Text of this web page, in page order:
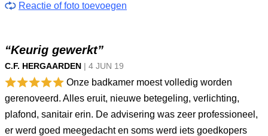
Reactie of foto toevoegen
“Keurig gewerkt”
C.F. HERGAARDEN | 4 JUN 19
Onze badkamer moest volledig worden
gerenoveerd. Alles eruit, nieuwe betegeling, verlichting,
plafond, sanitair erin. De advisering was zeer professioneel,
er werd goed meegedacht en soms werd iets goedkopers